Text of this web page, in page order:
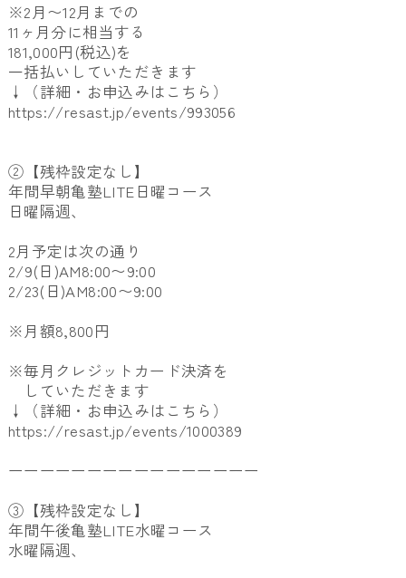
※2月〜12月までの
11ヶ月分に相当する
181,000円(税込)を
一括払いしていただきます
↓（詳細・お申込みはこちら）
https://resast.jp/events/993056
②【残枠設定なし】
年間早朝亀塾LITE日曜コース
日曜隔週、
2月予定は次の通り
2/9(日)AM8:00〜9:00
2/23(日)AM8:00〜9:00
※月額8,800円
※毎月クレジットカード決済を
していただきます
↓（詳細・お申込みはこちら）
https://resast.jp/events/1000389
ーーーーーーーーーーーーーーーー
③【残枠設定なし】
年間午後亀塾LITE水曜コース
水曜隔週、